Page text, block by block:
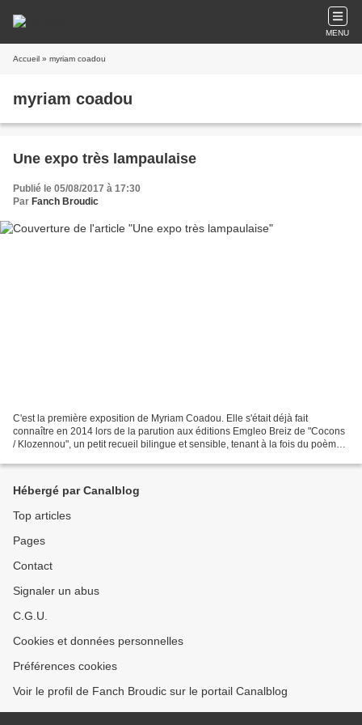
MENU
Accueil » myriam coadou
myriam coadou
Une expo très lampaulaise
Publié le 05/08/2017 à 17:30
Par Fanch Broudic
C'est la première exposition de Myriam Coadou. Elle s'était déjà fait
connaître en 2014 lors de la parution aux éditions Emgleo Breiz de "Cocons
/ Klozennou", un petit recueil bilingue et sensible, tenant à la fois du poème
Hébergé par Canalblog
Top articles
Pages
Contact
Signaler un abus
C.G.U.
Cookies et données personnelles
Préférences cookies
Voir le profil de Fanch Broudic sur le portail Canalblog